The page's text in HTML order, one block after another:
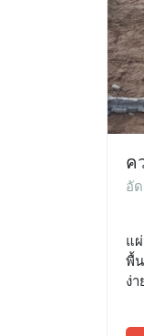
ค
อั
แ
พื้
ง่